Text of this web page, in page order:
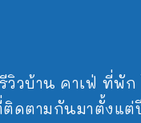
วิวบ้าน คาเฟ่ ที่พั
ตามกันมาตั้งแต่